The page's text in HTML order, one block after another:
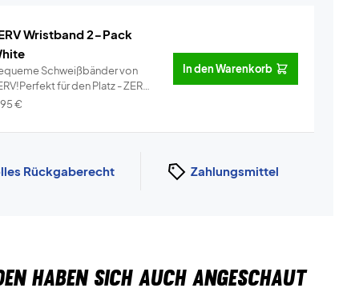
Wristband 2-Pack
Schweißbänder von
für den Platz - ZERV
€
In den Warenkorb
Rückgaberecht Zahlungsmittel
HABEN SICH AUCH ANGESCHAUT